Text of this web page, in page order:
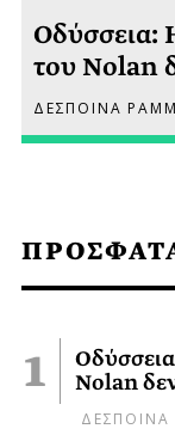
Nolan
Οδύσσεια:
του Nolan
ΔΕΣΠΟΙΝΑ